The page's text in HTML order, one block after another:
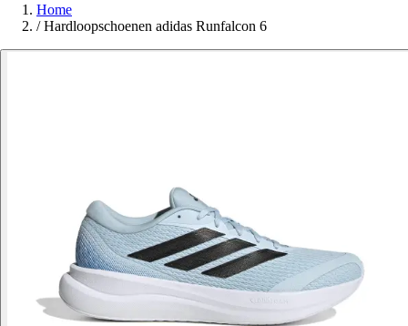
Home
/ Hardloopschoenen adidas Runfalcon 6